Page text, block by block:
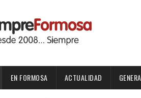
EN FORMOSA ACTUALIDAD